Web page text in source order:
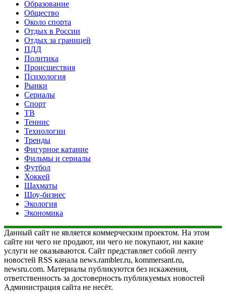
Образование
Общество
Около спорта
Отдых в России
Отдых за границей
ПДД
Политика
Происшествия
Психология
Рынки
Сериалы
Спорт
ТВ
Теннис
Технологии
Тренды
Фигурное катание
Фильмы и сериалы
Футбол
Хоккей
Шахматы
Шоу-бизнес
Экология
Экономика
Данный сайт не является коммерческим проектом. На этом
сайте ни чего не продают, ни чего не покупают, ни какие
услуги не оказываются. Сайт представляет собой ленту
новостей RSS канала news.rambler.ru, kommersant.ru,
newsru.com. Материалы публикуются без искажения,
ответственность за достоверность публикуемых новостей
Администрация сайта не несёт.